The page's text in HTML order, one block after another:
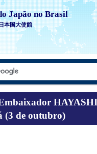
Japão no Brasil
本国大使館
(3 de outubro)